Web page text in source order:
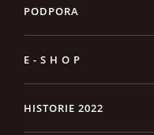
PODPORA
E - S H O P
HISTORIE 2022